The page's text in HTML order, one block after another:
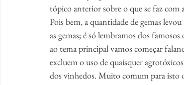
tópico anterior sobre o que se faz com
Pois bem, a quantidade de gemas
as gemas; é só lembramos dos
ao tema principal vamos começar
excluem o uso de quaisquer
dos vinhedos. Muito comum para isto